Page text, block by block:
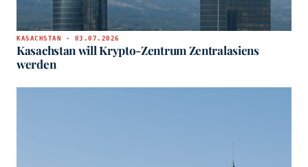
KASACHSTAN · 03.07.2026
Kasachstan will Krypto-Zentrum Zentralasiens
werden